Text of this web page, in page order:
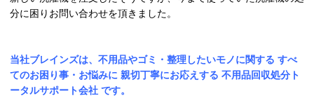
分に困りお問い合わせを頂きました。
当社ブレインズは、不用品やゴミ・整理したいモノに関する すべ
てのお困り事・お悩みに 親切丁寧にお応えする 不用品回収処分ト
ータルサポート会社 です。